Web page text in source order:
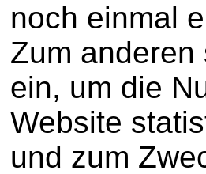
noch einmal
Zum
ein, um die
Website
und zum